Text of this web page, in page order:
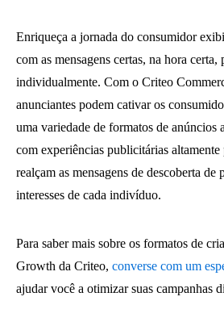
Enriqueça a jornada do consumidor
com as mensagens certas, na hora
individualmente. Com o Criteo
anunciantes podem cativar os
uma variedade de formatos de anúncios
com experiências publicitárias altamente
realçam as mensagens de descoberta de
interesses de cada indivíduo.
Para saber mais sobre os formatos de
Growth da Criteo, converse com um
ajudar você a otimizar suas campanhas